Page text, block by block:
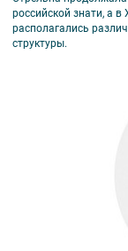
российской знати, а
располагались
структуры.